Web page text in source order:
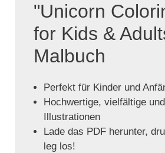
"Unicorn
for Kids &
Malbuch
Perfekt für Kinder und
Hochwertige, vielfältige
Illustrationen
Lade das PDF herunter,
leg los!